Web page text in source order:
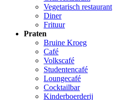
Vegetarisch restaurant
Diner
Frituur
Praten
Bruine Kroeg
Café
Volkscafé
Studentencafé
Loungecafé
Cocktailbar
Kinderboerderij